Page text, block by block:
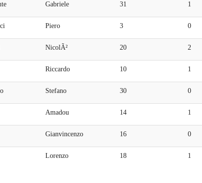
Gabriele 31 1
Piero 3 0
NicolÃ² 20 2
Riccardo 10 1
Stefano 30 0
Amadou 14 1
Gianvincenzo 16 0
Lorenzo 18 1